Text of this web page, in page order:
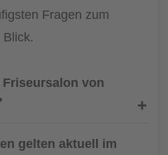
Fragen zum
von
gelten aktuell im